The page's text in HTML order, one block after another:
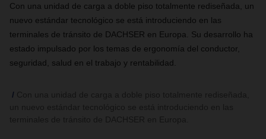
Con una unidad de carga a doble piso totalmente rediseñada, un
nuevo estándar tecnológico se está introduciendo en las
terminales de tránsito de DACHSER en Europa. Su desarrollo ha
estado impulsado por los temas de ergonomía del conductor,
seguridad, salud en el trabajo y rentabilidad.